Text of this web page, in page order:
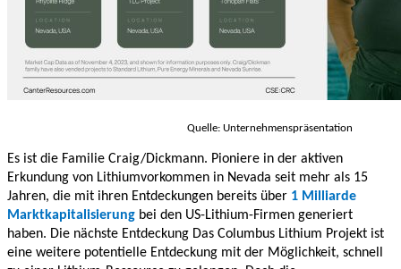
Quelle: Unternehmenspräsentation
Es ist die Familie Craig/Dickmann. Pioniere in der aktiven
Erkundung von Lithiumvorkommen in Nevada seit mehr als 15
Jahren, die mit ihren Entdeckungen bereits über 1 Milliarde
Marktkapitalisierung bei den US-Lithium-Firmen generiert
haben. Die nächste Entdeckung Das Columbus Lithium Projekt ist
eine weitere potentielle Entdeckung mit der Möglichkeit, schnell